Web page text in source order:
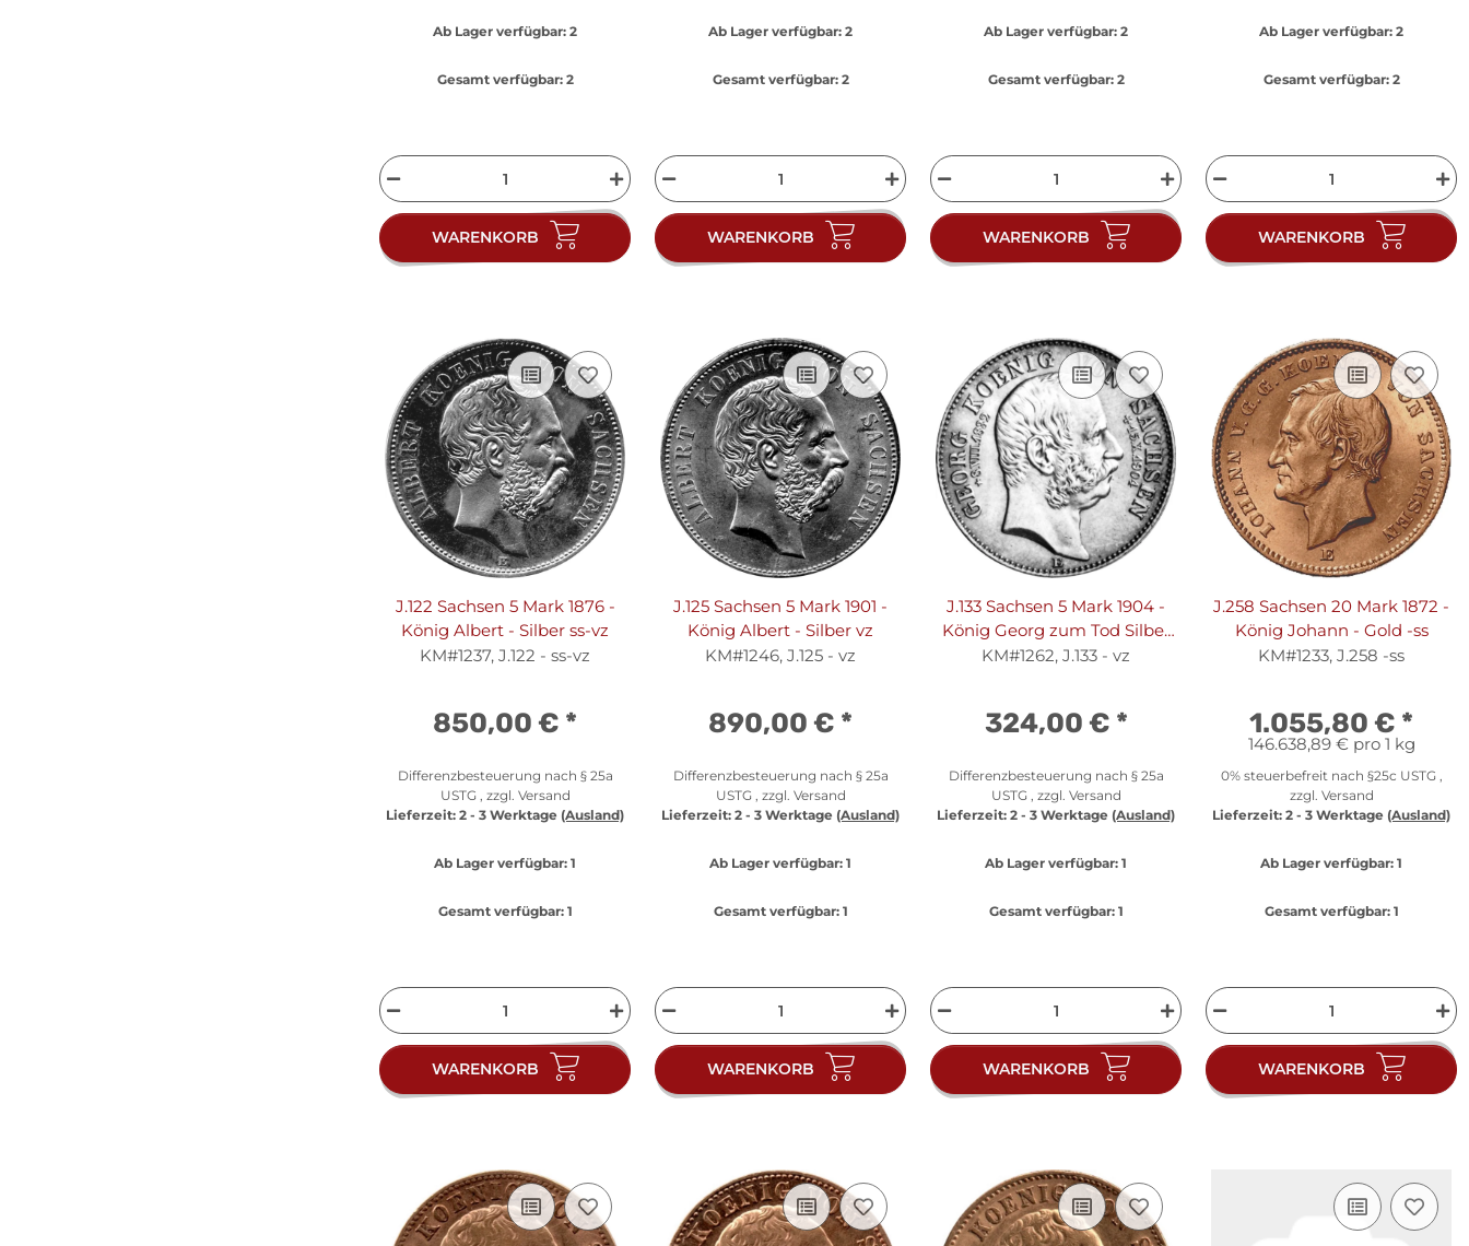
Ab Lager verfügbar: 2
Gesamt verfügbar:2
WARENKORB
Ab Lager verfügbar: 2
Gesamt verfügbar:2
WARENKORB
Ab Lager verfügbar: 2
Gesamt verfügbar:2
WARENKORB
Ab Lager verfügbar: 2
Gesamt verfügbar:2
WARENKORB
J.122 Sachsen 5 Mark 1876 -
König Albert - Silber ss-vz
KM#1237, J.122 - ss-vz
850,00 € *
Differenzbesteuerung nach § 25a
USTG , zzgl. Versand
Lieferzeit: 2 - 3 Werktage (Ausland)
Ab Lager verfügbar: 1
Gesamt verfügbar:1
WARENKORB
J.125 Sachsen 5 Mark 1901 -
König Albert - Silber vz
KM#1246, J.125 - vz
890,00 € *
Differenzbesteuerung nach § 25a
USTG , zzgl. Versand
Lieferzeit: 2 - 3 Werktage (Ausland)
Ab Lager verfügbar: 1
Gesamt verfügbar:1
WARENKORB
J.133 Sachsen 5 Mark 1904 -
König Georg zum Tod Silber
vz
KM#1262, J.133 - vz
324,00 € *
Differenzbesteuerung nach § 25a
USTG , zzgl. Versand
Lieferzeit: 2 - 3 Werktage (Ausland)
Ab Lager verfügbar: 1
Gesamt verfügbar:1
WARENKORB
J.258 Sachsen 20 Mark 1872 -
König Johann - Gold -ss
KM#1233, J.258 -ss
1.055,80 € *
146.638,89 € pro 1 kg
0% steuerbefreit nach §25c USTG ,
zzgl. Versand
Lieferzeit: 2 - 3 Werktage (Ausland)
Ab Lager verfügbar: 1
Gesamt verfügbar:1
WARENKORB